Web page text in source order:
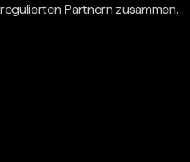
regulierten Partnern zusammen.